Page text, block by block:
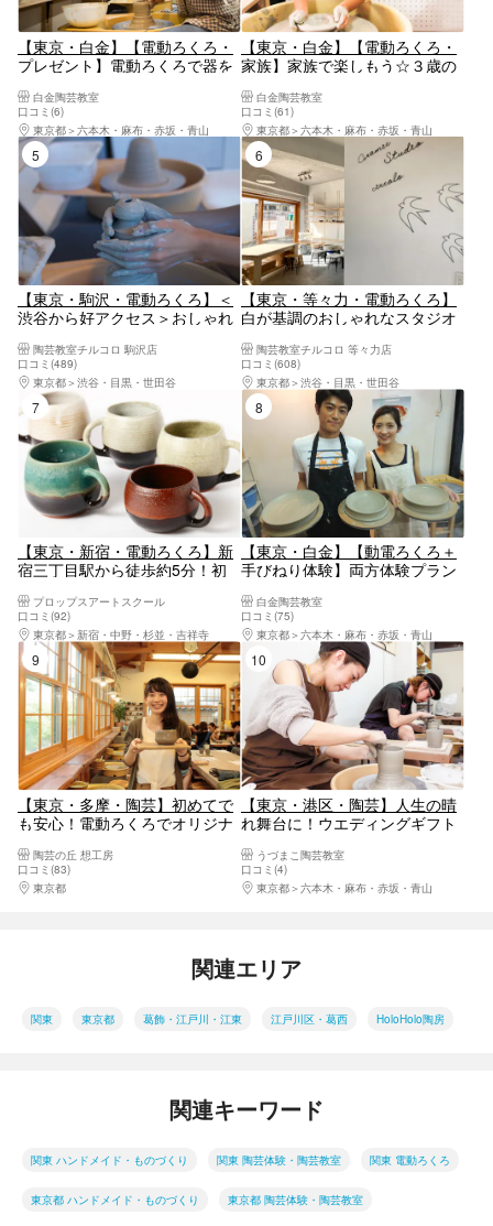
【東京・白金】【電動ろくろ・
プレゼント】電動ろくろで器を
分）白金陶芸教室
口コミ(6)
東京都
六本木・麻布・赤坂・青山
【東京・白金】【電動ろくろ・
家族】家族で楽しもう☆３歳の
～）白金陶芸教室
口コミ(61)
東京都
六本木・麻布・赤坂・青山
5位
【東京・駒沢・電動ろくろ】＜
渋谷から好アクセス＞おしゃれ
れな作品を作ろう！3歳からで
きる陶芸体験！夏休みの自由研
究にもおすすめ♪2～3個自由に
作ろう！
陶芸教室チルコロ 駒沢店
口コミ(489)
東京都
渋谷・目黒・世田谷
6位
【東京・等々力・電動ろくろ】
白が基調のおしゃれなスタジオ
ておしゃれな作品を作ろう！＜
自由が丘・二子玉川から好アク
セス＞3歳から参加OK★2～3個
自由制作可能！
陶芸教室チルコロ 等々力店
口コミ(608)
東京都
渋谷・目黒・世田谷
7位
【東京・新宿・電動ろくろ】新
宿三丁目駅から徒歩約5分！初
応！湯のみやお茶碗など作れ
る！電動ろくろ体験 ＊粘土代
焼成代含む おひとり様・カッ
プルのご参加OK！！女性に人気
プロップスアートスクール
口コミ(92)
東京都
新宿・中野・杉並・吉祥寺
8位
【東京・白金】【動電ろくろ＋
手びねり体験】両方体験プラン
白金陶芸教室
口コミ(75)
東京都
六本木・麻布・赤坂・青山
9位
【東京・多摩・陶芸】初めてで
も安心！電動ろくろでオリジナ
陶芸の丘 想工房
口コミ(83)
東京都
10位
【東京・港区・陶芸】人生の晴
れ舞台に！ウエディングギフト
うづまこ陶芸教室
口コミ(4)
東京都
六本木・麻布・赤坂・青山
関連エリア
関東 東京都 葛飾・江戸川・江東 江戸川区・葛西 HoloHolo陶房
関連キーワード
関東 ハンドメイド・ものづくり 関東 陶芸体験・陶芸教室 関東 電動ろくろ
東京都 ハンドメイド・ものづくり 東京都 陶芸体験・陶芸教室